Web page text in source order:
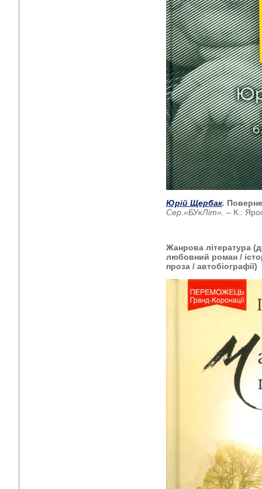
Юрій Щербак.
Сер.«БУкЛіт». – К.:
Жанрова література
любовний роман /
проза / автобіографії)